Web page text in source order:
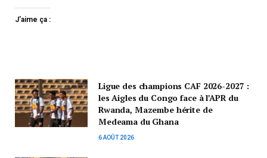
J’aime ça :
Ligue des champions CAF 2026-2027 :
les Aigles du Congo face à l’APR du
Rwanda, Mazembe hérite de
Medeama du Ghana
6 AOÛT 2026